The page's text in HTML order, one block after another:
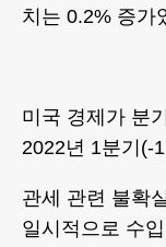
치는 0.2%
미국 경제가 분
2022년 1분기(-
관세 관련 불확
일시적으로 수